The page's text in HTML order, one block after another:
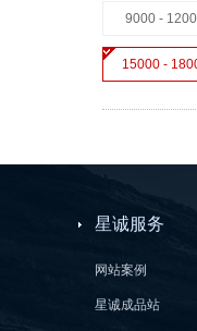
9000 -
15000 -
星诚服务
网站案例
星诚成品站